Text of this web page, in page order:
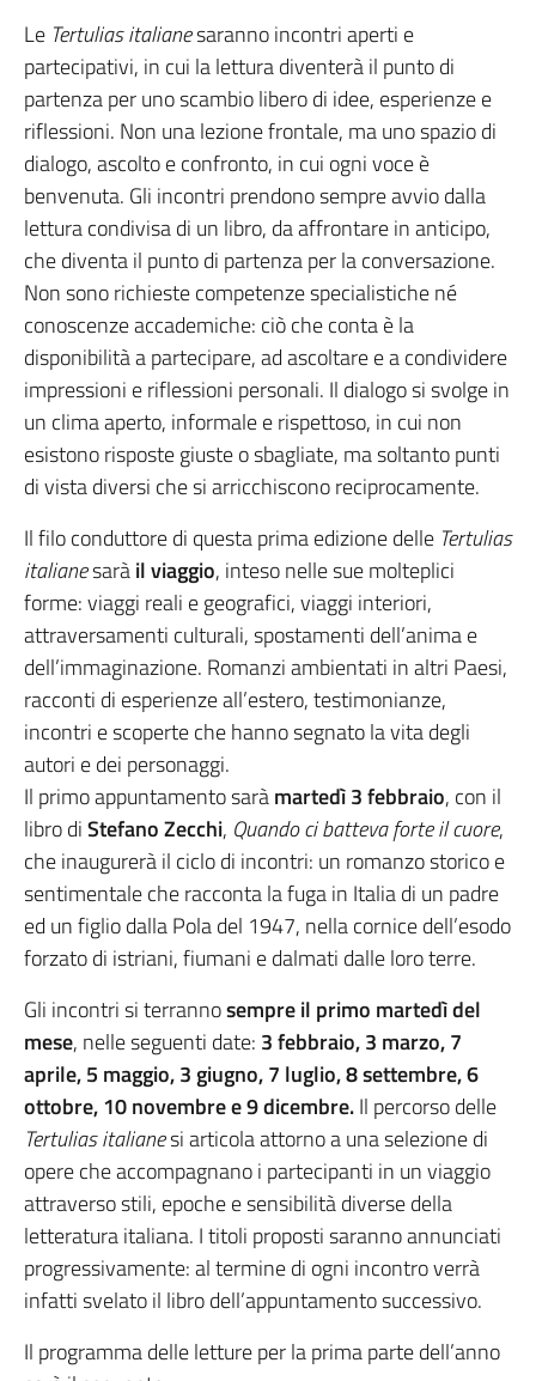
Le Tertulias italianesaranno incontri aperti e
partecipativi, in cui la lettura diventerà il punto di
partenza per uno scambio libero di idee, esperienze e
riflessioni. Non una lezione frontale, ma uno spazio di
dialogo, ascolto e confronto, in cui ogni voce è
benvenuta. Gli incontri prendono sempre avvio dalla
lettura condivisa di un libro, da affrontare in anticipo,
che diventa il punto di partenza per la conversazione.
Non sono richieste competenze specialistiche né
conoscenze accademiche: ciò che conta è la
disponibilità a partecipare, ad ascoltare e a condividere
impressioni e riflessioni personali. Il dialogo si svolge in
un clima aperto, informale e rispettoso, in cui non
esistono risposte giuste o sbagliate, ma soltanto punti
di vista diversi che si arricchiscono reciprocamente.
Il filo conduttore di questa prima edizione delle Tertulias
italianesaràil viaggio, inteso nelle sue molteplici
forme: viaggi reali e geografici, viaggi interiori,
attraversamenti culturali, spostamenti dell’anima e
dell’immaginazione. Romanzi ambientati in altri Paesi,
racconti di esperienze all’estero, testimonianze,
incontri e scoperte che hanno segnato la vita degli
autori e dei personaggi.
Il primo appuntamento saràmartedì 3 febbraio, con il
libro diStefano Zecchi, Quando ci batteva forte il cuore,
che inaugurerà il ciclo di incontri: un romanzo storico e
sentimentale che racconta la fuga in Italia di un padre
ed un figlio dalla Pola del 1947, nella cornice dell’esodo
forzato di istriani, fiumani e dalmati dalle loro terre.
Gli incontri si terrannosempre il primo martedì del
mese, nelle seguenti date: 3 febbraio, 3 marzo, 7
aprile, 5 maggio, 3 giugno, 7 luglio, 8 settembre, 6
ottobre, 10 novembre e 9 dicembre.Il percorso delle
Tertulias italianesi articola attorno a una selezione di
opere che accompagnano i partecipanti in un viaggio
attraverso stili, epoche e sensibilità diverse della
letteratura italiana. I titoli proposti saranno annunciati
progressivamente: al termine di ogni incontro verrà
infatti svelato il libro dell’appuntamento successivo.
Il programma delle letture per la prima parte dell’anno